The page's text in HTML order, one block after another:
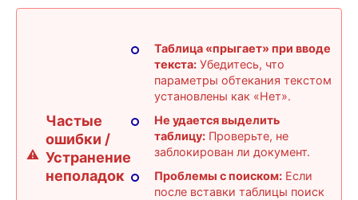
Частые
ошибки /
Устранение
неполадок
Таблица «прыгает» при вводе
текста:Убедитесь, что
параметры обтекания текстом
установлены как «Нет».
Не удается выделить
таблицу:Проверьте, не
заблокирован ли документ.
Проблемы с поиском:Если
после вставки таблицы поиск